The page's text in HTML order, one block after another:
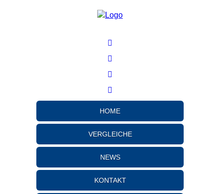
HOME
VERGLEICHE
NEWS
KONTAKT